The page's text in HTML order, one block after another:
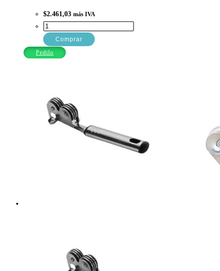
$2.461,03 más IVA
AFILADOR
DE
CUCHILLOS
Comprar
Pedilo